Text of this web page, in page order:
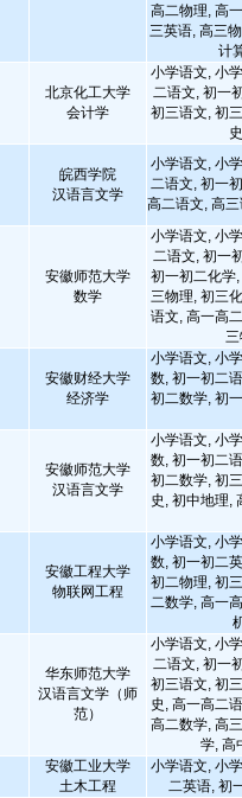
高二物理, 高
三英语, 高三
计
北京化工大学
会计学
小学语文, 小
二语文, 初一
初三语文, 初
皖西学院
汉语言文学
小学语文, 小
二语文, 初一
高二语文, 高
安徽师范大学
数学
小学语文, 小
二语文, 初一
初一初二化学
三物理, 初三
语文, 高一高
安徽财经大学
经济学
小学语文, 小
数, 初一初二
初二数学, 初
安徽师范大学
汉语言文学
小学语文, 小
数, 初一初二
初二数学, 初
史, 初中地理,
安徽工程大学
物联网工程
小学语文, 小
数, 初一初二
初二物理, 初
二数学, 高一
华东师范大学
汉语言文学（师
范）
小学语文, 小
二语文, 初一
初三语文, 初
史, 高一高二
高二数学, 高
学, 高
安徽工业大学
土木工程
小学语文, 小
二英语, 初